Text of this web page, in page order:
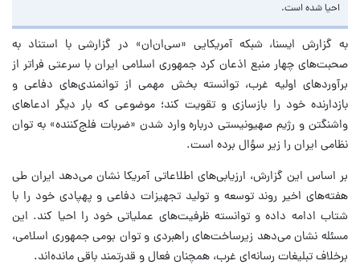
احیا شده است.
به گزارش ایسنا، شبکه آمریکایی «سی‌ان‌ان» در گزارشی با استناد به
صحبت‌های چهار منبع اذعان کرد جمهوری اسلامی ایران با سرعتی فراتر از
برآوردهای اولیه غرب، توانسته بخش مهمی از توانمندی‌های دفاعی و
بازدارنده خود را بازسازی و تقویت کند؛ موضوعی که بار دیگر ادعاهای
واشنگتن و رژیم صهیونیستی درباره وارد شدن «ضربات فلج‌کننده» به توان
نظامی ایران را زیر سؤال برده است.
بر اساس این گزارش، ارزیابی‌های اطلاعاتی آمریکا نشان می‌دهد ایران طی
هفته‌های اخیر روند توسعه و تولید تجهیزات دفاعی و پهپادی خود را با
شتاب ادامه داده و توانسته ظرفیت‌های عملیاتی خود را احیا کند. این
مسئله نشان می‌دهد زیرساخت‌های راهبردی و توان بومی جمهوری اسلامی،
برخلاف تبلیغات رسانه‌ای غرب، همچنان فعال و قدرتمند باقی مانده‌اند.